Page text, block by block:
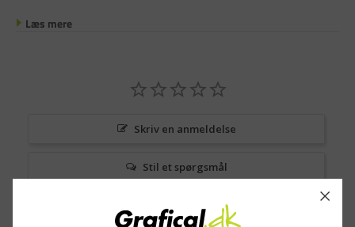
Læs mere
Skriv en anmeldelse
Stil et spørgsmål
Spørgsmål & Svar